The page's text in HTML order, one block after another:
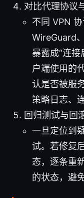
对比代理协议
不同 VPN 协
WireGuard
暴露成“连
户端使用的
认是否被服
策略日志、
回归测试与回
一旦定位到
试。若修复
态，逐条重
的状态，避